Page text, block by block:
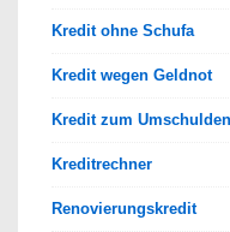
Kredit ohne Schufa
Kredit wegen Geldnot
Kredit zum Umschulden
Kreditrechner
Renovierungskredit